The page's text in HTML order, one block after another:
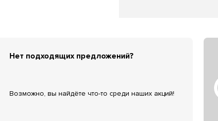
Нет подходящих предложений?
Возможно, вы найдёте что-то среди наших акций!